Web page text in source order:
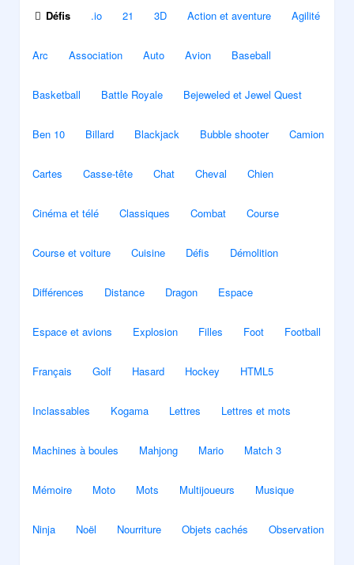
Défis .io 21 3D Action et aventure Agilité
Arc Association Auto Avion Baseball
Basketball Battle Royale Bejeweled et Jewel Quest
Ben 10 Billard Blackjack Bubble shooter Camion
Cartes Casse-tête Chat Cheval Chien
Cinéma et télé Classiques Combat Course
Course et voiture Cuisine Défis Démolition
Différences Distance Dragon Espace
Espace et avions Explosion Filles Foot Football
Français Golf Hasard Hockey HTML5
Inclassables Kogama Lettres Lettres et mots
Machines à boules Mahjong Mario Match 3
Mémoire Moto Mots Multijoueurs Musique
Ninja Noël Nourriture Objets cachés Observation